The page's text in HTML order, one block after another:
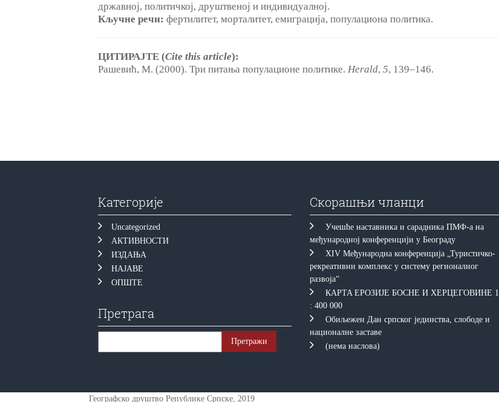
државној, политичкој, друштвеној и индивидуалној.
Кључне речи: фертилитет, морталитет, емиграција, популациона политика.
ЦИТИРАЈТЕ (Cite this article):
Рашевић, М. (2000). Три питања популационе политике. Herald, 5, 139‒146.
Категорије
Uncategorized
АКТИВНОСТИ
ИЗДАЊА
НАЈАВЕ
ОПШТЕ
Претрага
Скорашњи чланци
Учешће наставника и сарадника ПМФ-а на
међународној конференцији у Београду
XIV Међународна конференција „Туристичко-
рекреативни комплекс у систему регионалног
развоја“
КAРTA EРOЗИJE БOСНE И ХEРЦEГOВИНE 1
: 400 000
Обиљежен Дан српског јединства, слободе и
националне заставе
(нема наслова)
Географско друштво Републике Српске, 2019